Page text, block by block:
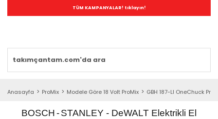
TÜM KAMPANYALAR! tıklayın!
Anasayfa ProMix Modele Göre 18 Volt ProMix GBH 187-LI OneChuck
BOSCH-STANLEY - DeWALT Elektrikli El